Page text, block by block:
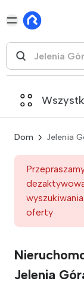
Dom Jelenia
oferty
Jelenia